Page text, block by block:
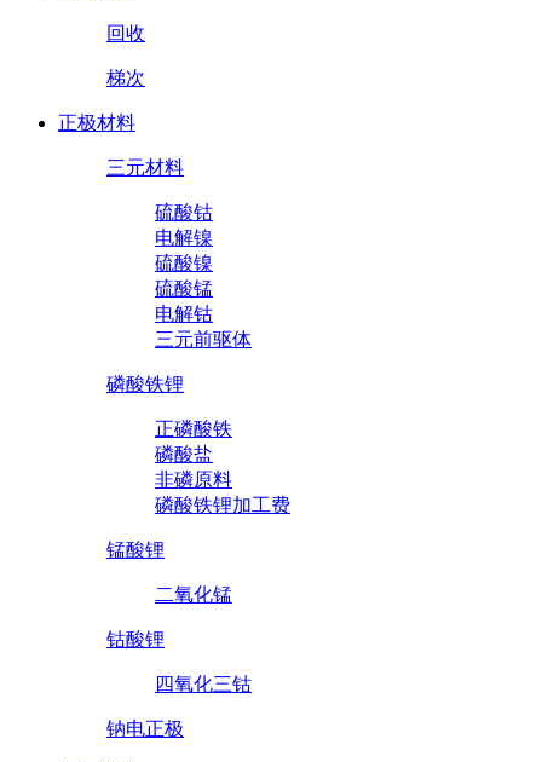
回收
梯次
正极材料
三元材料
硫酸钴
电解镍
硫酸镍
硫酸锰
电解钴
三元前驱体
磷酸铁锂
正磷酸铁
磷酸盐
非磷原料
磷酸铁锂加工费
锰酸锂
二氧化锰
钴酸锂
四氧化三钴
钠电正极